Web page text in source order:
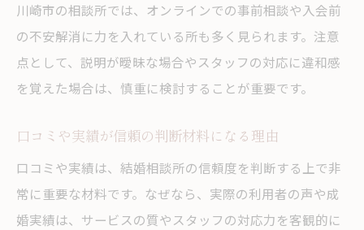
川崎市の相談所では、オンラインでの事前相談や入会前
の不安解消に力を入れている所も多く見られます。注意
点として、説明が曖昧な場合やスタッフの対応に違和感
を覚えた場合は、慎重に検討することが重要です。
口コミや実績が信頼の判断材料になる理由
口コミや実績は、結婚相談所の信頼度を判断する上で非
常に重要な材料です。なぜなら、実際の利用者の声や成
婚実績は、サービスの質やスタッフの対応力を客観的に